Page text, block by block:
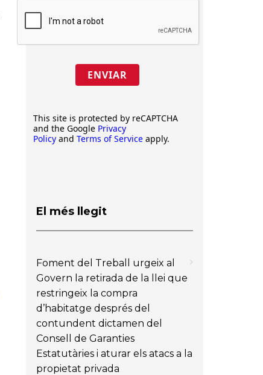
ENVIAR
This site is protected by reCAPTCHA
and the Google Privacy
Policy and Terms of Service apply.
El més llegit
Foment del Treball urgeix al
Govern la retirada de la llei que
restringeix la compra
d’habitatge després del
contundent dictamen del
Consell de Garanties
Estatutàries i aturar els atacs a la
propietat privada